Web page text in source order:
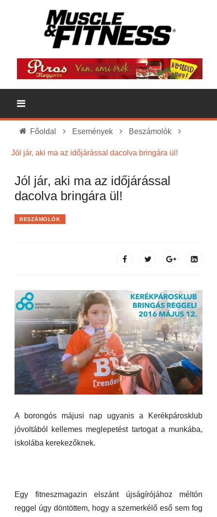
Főoldal Események Beszámolók
Jól jár, aki ma az időjárással dacolva bringára ül!
Jól jár, aki ma az időjárással
dacolva bringára ül!
BESZÁMOLÓK
A borongós májusi nap ugyanis a Kerékpárosklub
jóvoltából kellemes meglepetést tartogat a munkába,
iskolába kerekezőknek.
Egy fitneszmagazin elszánt újságírójához méltón
reggel úgy döntöttem, hogy a szemerkélő eső sem fog